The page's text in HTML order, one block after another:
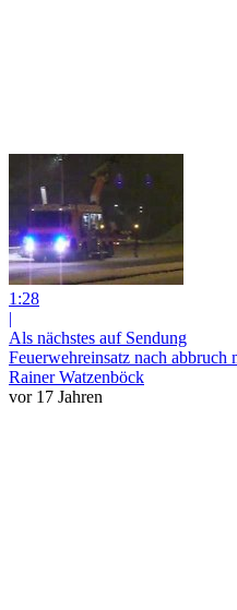
1:28
|
Als nächstes auf Sendung
Feuerwehreinsatz nach
Rainer Watzenböck
vor 17 Jahren